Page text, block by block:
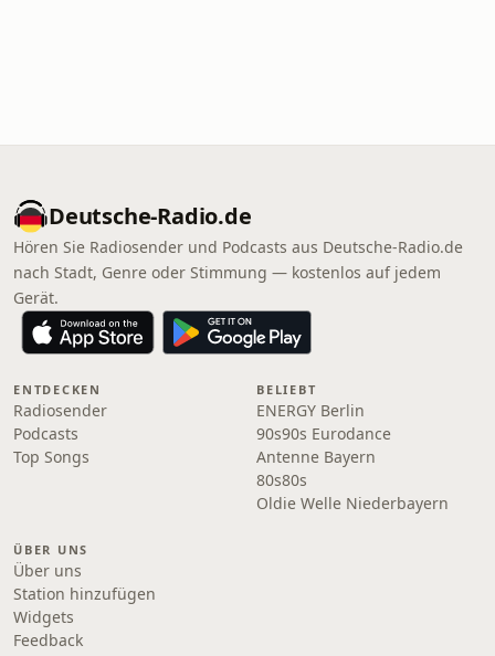
Deutsche-Radio.de
Hören Sie Radiosender und Podcasts aus Deutsche-Radio.de
nach Stadt, Genre oder Stimmung — kostenlos auf jedem
Gerät.
ENTDECKEN
Radiosender
Podcasts
Top Songs
BELIEBT
ENERGY Berlin
90s90s Eurodance
Antenne Bayern
80s80s
Oldie Welle Niederbayern
ÜBER UNS
Über uns
Station hinzufügen
Widgets
Feedback